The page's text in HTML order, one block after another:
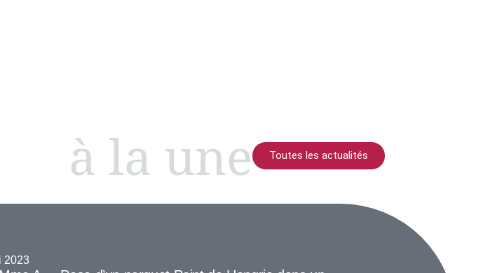
à la une Toutes les actualités
2023